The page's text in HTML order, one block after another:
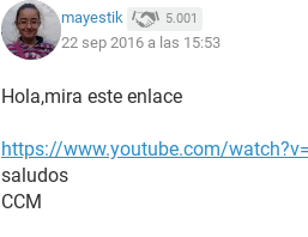
mayestik 5.001
22 sep 2016 a las 15:53
Hola,mira este enlace
https://www.youtube.com/
saludos
CCM